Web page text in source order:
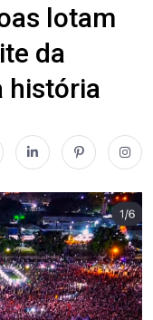
lotam
da
história